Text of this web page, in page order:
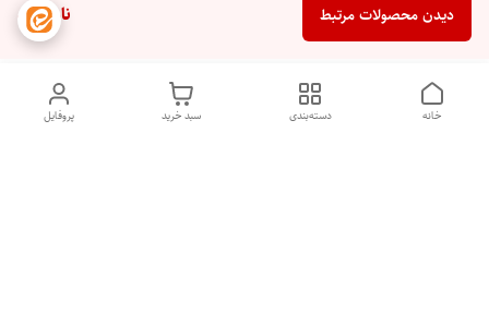
ناموجود دیدن محصولات مرتبط
پروفایل سبد خرید دسته‌بندی خانه